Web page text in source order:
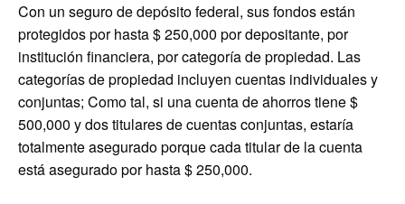
Con un seguro de depósito federal, sus fondos están
protegidos por hasta $ 250,000 por depositante, por
institución financiera, por categoría de propiedad. Las
categorías de propiedad incluyen cuentas individuales y
conjuntas; Como tal, si una cuenta de ahorros tiene $
500,000 y dos titulares de cuentas conjuntas, estaría
totalmente asegurado porque cada titular de la cuenta
está asegurado por hasta $ 250,000.